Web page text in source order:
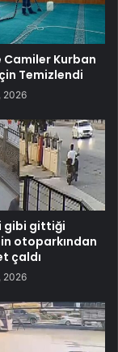
Camiler Kurban
Temizlendi
2026
gibi gittiği
otoparkından
çaldı
2026